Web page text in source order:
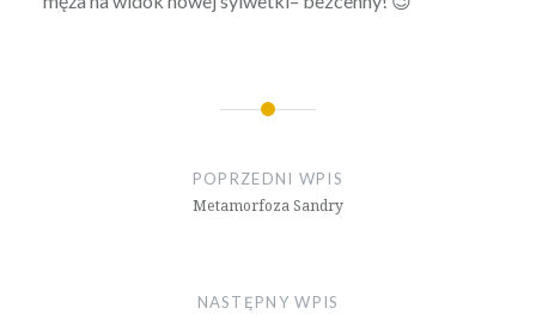
POPRZEDNI WPIS
Metamorfoza Sandry
NASTĘPNY WPIS